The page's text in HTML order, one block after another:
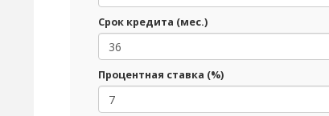
Срок кредита (мес.)
Процентная ставка (%)